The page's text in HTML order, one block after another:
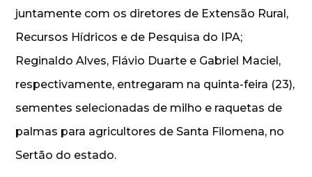
juntamente com os diretores de Extensão Rural,
Recursos Hídricos e de Pesquisa do IPA;
Reginaldo Alves, Flávio Duarte e Gabriel Maciel,
respectivamente, entregaram na quinta-feira (23),
sementes selecionadas de milho e raquetas de
palmas para agricultores de Santa Filomena, no
Sertão do estado.